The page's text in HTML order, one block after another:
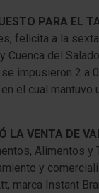
PARA EL
felicita a la
Cuenca del
impusieron 2 a
el cual
LA VENTA DE
Alimentos
y
marca Instant